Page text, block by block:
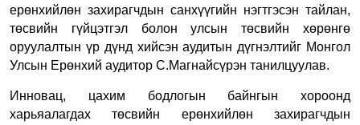
ерөнхийлөн захирагчдын санхүүгийн нэгтгэсэн тайлан,
төсвийн гүйцэтгэл болон улсын төсвийн хөрөнгө
оруулалтын үр дүнд хийсэн аудитын дүгнэлтийг Монгол
Улсын Ерөнхий аудитор С.Магнайсүрэн танилцуулав.
Инновац, цахим бодлогын байнгын хороонд
харьяалагдах төсвийн ерөнхийлөн захирагчдын